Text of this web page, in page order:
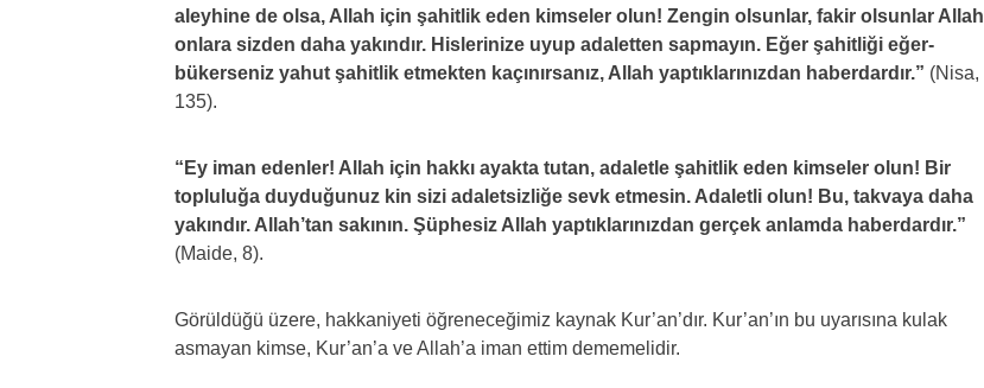
aleyhine de olsa, Allah için şahitlik eden kimseler olun! Zengin olsunlar, fakir olsunlar Allah
onlara sizden daha yakındır. Hislerinize uyup adaletten sapmayın. Eğer şahitliği eğer-
bükerseniz yahut şahitlik etmekten kaçınırsanız, Allah yaptıklarınızdan haberdardır.” (Nisa,
135).
“Ey iman edenler! Allah için hakkı ayakta tutan, adaletle şahitlik eden kimseler olun! Bir
topluluğa duyduğunuz kin sizi adaletsizliğe sevk etmesin. Adaletli olun! Bu, takvaya daha
yakındır. Allah’tan sakının. Şüphesiz Allah yaptıklarınızdan gerçek anlamda haberdardır.”
(Maide, 8).
Görüldüğü üzere, hakkaniyeti öğreneceğimiz kaynak Kur’an’dır. Kur’an’ın bu uyarısına kulak
asmayan kimse, Kur’an’a ve Allah’a iman ettim dememelidir.